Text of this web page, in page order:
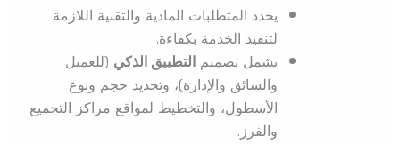
يحدد المتطلبات المادية والتقنية اللازمة
لتنفيذ الخدمة بكفاءة.
يشمل تصميم التطبيق الذكي(للعميل
والسائق والإدارة)، وتحديد حجم ونوع
الأسطول، والتخطيط لمواقع مراكز التجميع
والفرز.